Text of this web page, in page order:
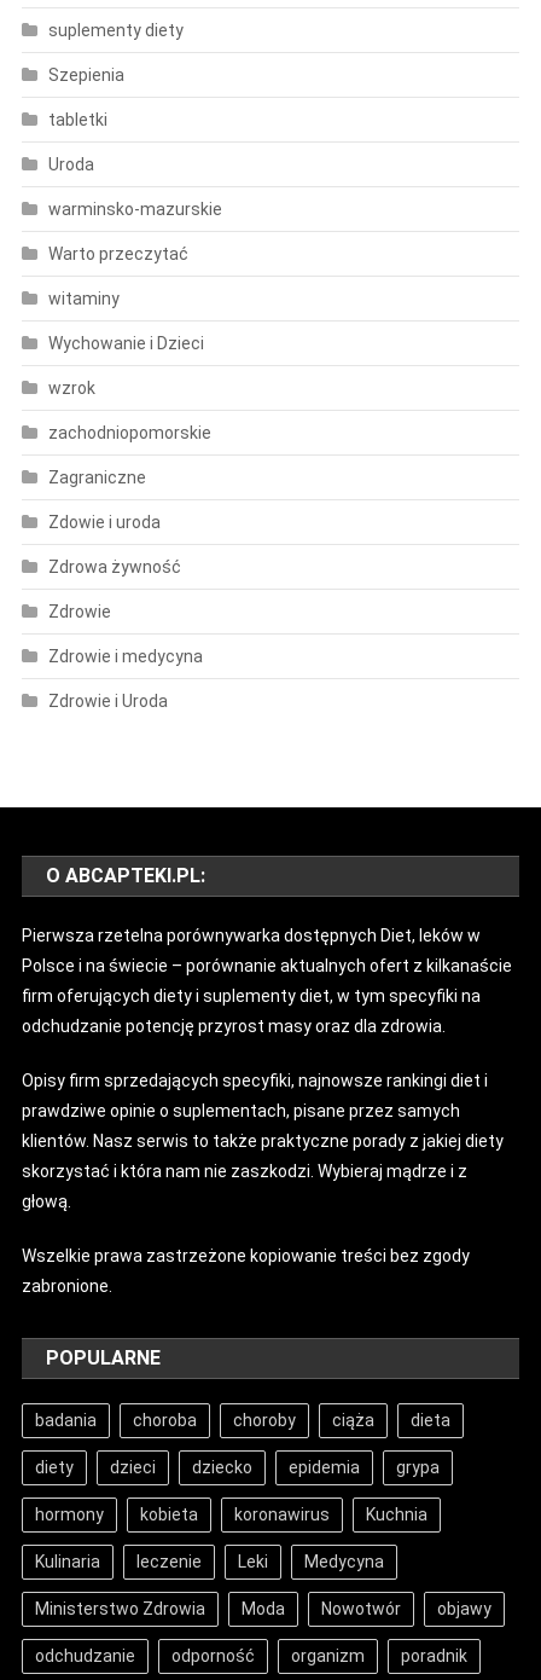
suplementy diety
Szepienia
tabletki
Uroda
warminsko-mazurskie
Warto przeczytać
witaminy
Wychowanie i Dzieci
wzrok
zachodniopomorskie
Zagraniczne
Zdowie i uroda
Zdrowa żywność
Zdrowie
Zdrowie i medycyna
Zdrowie i Uroda
O ABCAPTEKI.PL:
Pierwsza rzetelna porównywarka dostępnych Diet, leków w
Polsce i na świecie – porównanie aktualnych ofert z kilkanaście
firm oferujących diety i suplementy diet, w tym specyfiki na
odchudzanie potencję przyrost masy oraz dla zdrowia.
Opisy firm sprzedających specyfiki, najnowsze rankingi diet i
prawdziwe opinie o suplementach, pisane przez samych
klientów. Nasz serwis to także praktyczne porady z jakiej diety
skorzystać i która nam nie zaszkodzi. Wybieraj mądrze i z
głową.
Wszelkie prawa zastrzeżone kopiowanie treści bez zgody
zabronione.
POPULARNE
badania choroba choroby ciąża dieta
diety dzieci dziecko epidemia grypa
hormony kobieta koronawirus Kuchnia
Kulinaria leczenie Leki Medycyna
Ministerstwo Zdrowia Moda Nowotwór objawy
odchudzanie odporność organizm poradnik